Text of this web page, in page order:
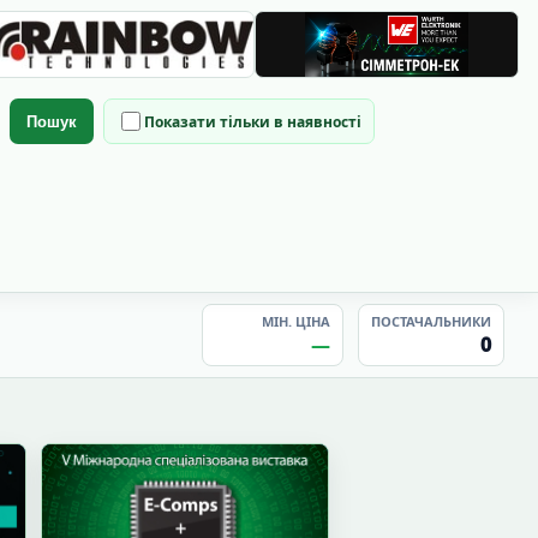
Пошук Показати тільки в наявності
МІН. ЦІНА
—
ПОСТАЧАЛЬНИКИ
0